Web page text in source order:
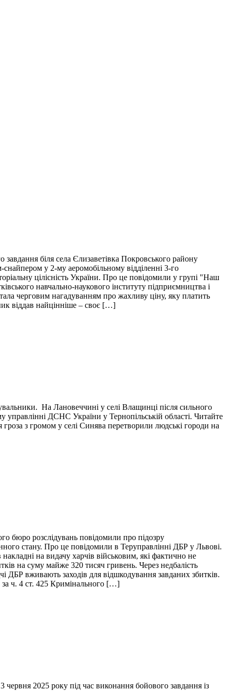
біля села Єлизаветівка Покровського району
снайпером у 2-му аеромобільному відділенні 3-го
цілісність України. Про це повідомили у групі "Наш
навчально-наукового інституту підприємництва і
черговим нагадуванням про жахливу ціну, яку платить
віддав найцінніше – своє […]
На Лановеччині у селі Влащинці після сильного
ДСНС України у Тернопільській області. Читайте
з громом у селі Синява перетворили людські городи на
бюро розслідувань повідомили про підозру
стану. Про це повідомили в Теруправлінні ДБР у Львові.
на видачу харчів військовим, які фактично не
на суму майже 320 тисяч гривень. Через недбалість
ДБР вживають заходів для відшкодування завданих збитків.
за ч. 4 ст. 425 Кримінального […]
2025 року під час виконання бойового завдання із